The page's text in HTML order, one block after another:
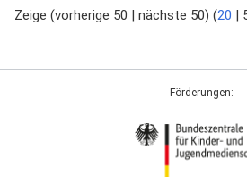
Zeige (vorherige 50 | nächste 50) (20 |
Förderungen: